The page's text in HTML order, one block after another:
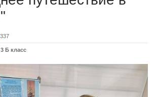
337
3 Б класс